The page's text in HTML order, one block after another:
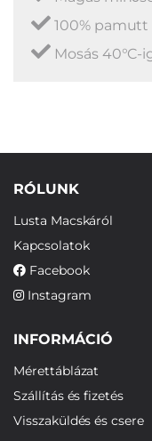
100% pamutt
Mosás 40°C-
RÓLUNK
Lusta Macskáról
Kapcsolatok
Facebook
Instagram
INFORMÁCIÓ
Mérettáblázat
Szállítás és fizetés
Visszaküldés és csere